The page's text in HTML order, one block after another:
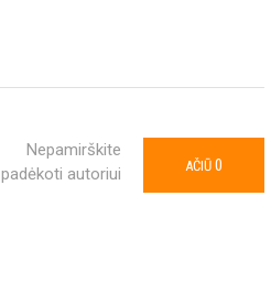
Nepamirškite
padėkoti autoriui
AČIŪ 0